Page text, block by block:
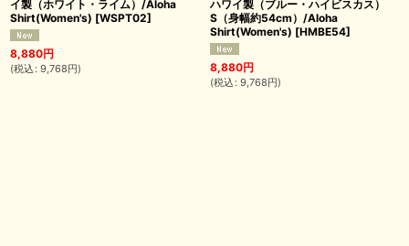
イ製（ホワイト・ライム）/Aloha
Shirt(Women's) [WSPT02]
8,880円
(税込 : 9,768円)
ハワイ製（ブルー・ハイビスカス）
S（身幅約54cm）/Aloha
Shirt(Women's) [HMBE54]
8,880円
(税込 : 9,768円)